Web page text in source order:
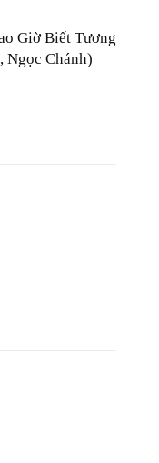
Giờ Biết Tương
Ngọc Chánh)